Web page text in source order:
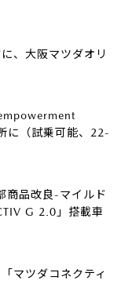
、大阪マツダオリ
に（試乗可能、22-
商品改良-マイルド
G 2.0」搭載車
マツダコネクティ